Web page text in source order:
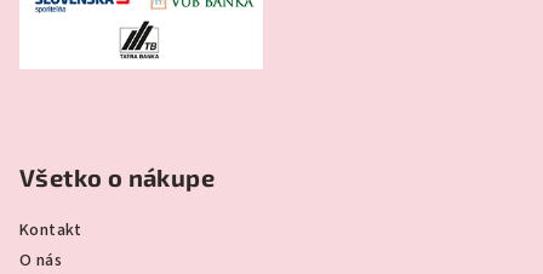
Všetko o nákupe
Kontakt
O nás